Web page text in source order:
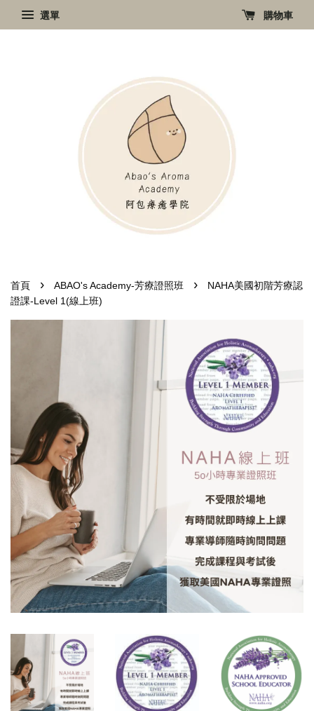
選單 購物車
首頁 › ABAO's Academy-芳療證照班 ›
NAHA美國初階芳療認
證課-Level 1(線上班)